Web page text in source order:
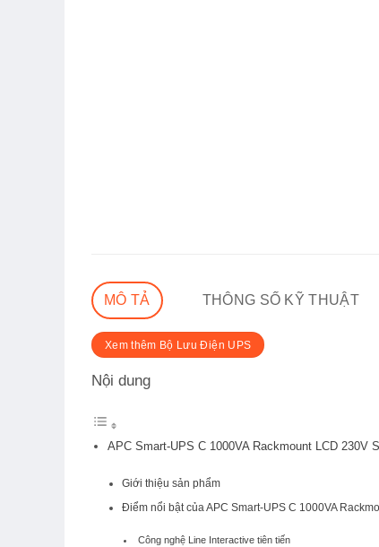
MÔ TẢ THÔNG SỐ KỸ THUẬT
Xem thêm Bộ Lưu Điện UPS
Nội dung
APC Smart-UPS C 1000VA Rackmount LCD 230V
Giới thiệu sản phẩm
Điểm nổi bật của APC Smart-UPS C 1000VA
Công nghệ Line Interactive tiên tiến